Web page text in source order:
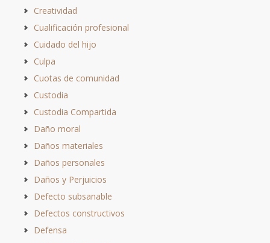
Creatividad
Cualificación profesional
Cuidado del hijo
Culpa
Cuotas de comunidad
Custodia
Custodia Compartida
Daño moral
Daños materiales
Daños personales
Daños y Perjuicios
Defecto subsanable
Defectos constructivos
Defensa